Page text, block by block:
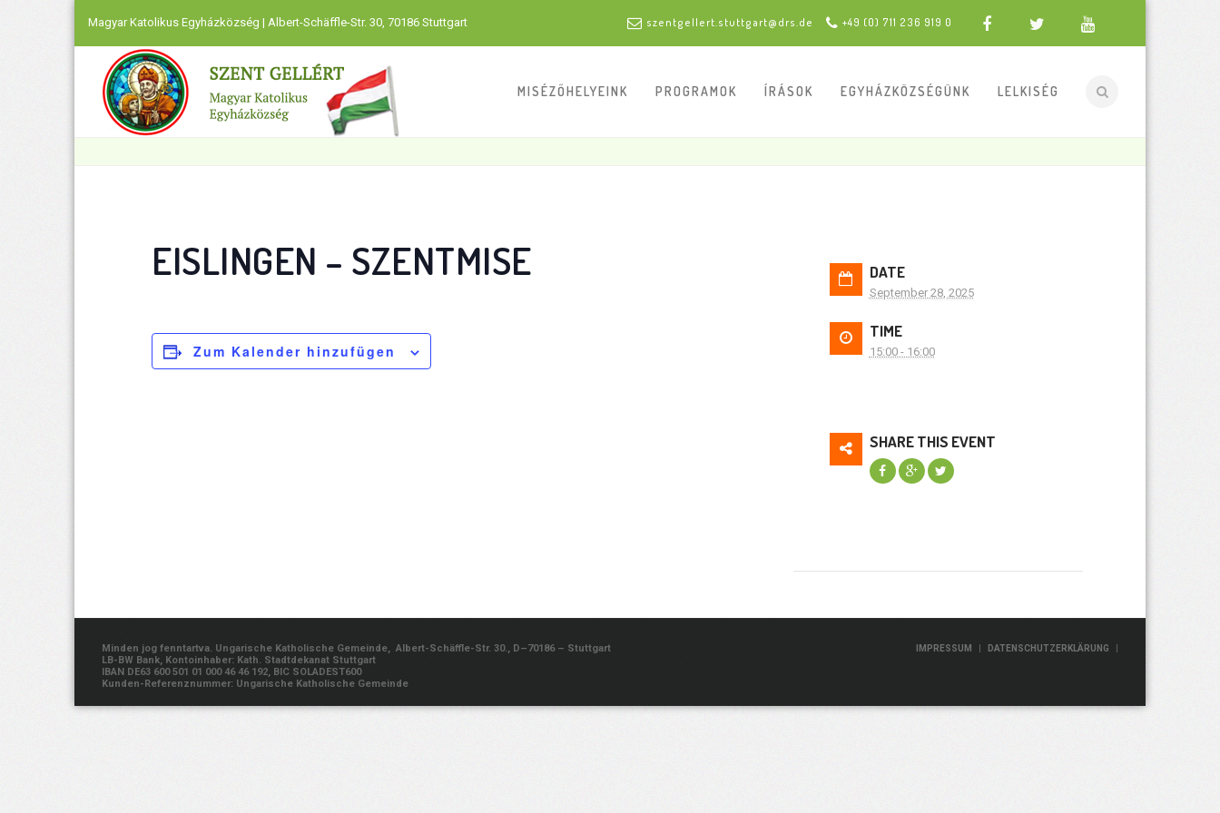
Magyar Katolikus Egyházközség | Albert-Schäffle-Str. 30, 70186 Stuttgart szentgellert.stuttgart@drs.de +49 (0) 711 236 919 0
MISÉZŐHELYEINK PROGRAMOK ÍRÁSOK EGYHÁZKÖZSÉGÜNK LELKISÉG
EISLINGEN – SZENTMISE
Zum Kalender hinzufügen
DATE
September 28, 2025
TIME
15:00 - 16:00
SHARE THIS EVENT
Minden jog fenntartva. Ungarische Katholische Gemeinde, Albert-Schäffle-Str. 30., D–70186 – Stuttgart
LB-BW Bank, Kontoinhaber: Kath. Stadtdekanat Stuttgart
IBAN DE63 600 501 01 000 46 46 192, BIC SOLADEST600
Kunden-Referenznummer: Ungarische Katholische Gemeinde
IMPRESSUM DATENSCHUTZERKLÄRUNG